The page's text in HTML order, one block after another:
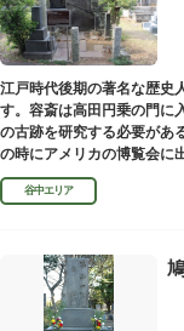
江戸時代後期の著名な歴史
す。容斎は高田円乗の門に
の古跡を研究する必要があ
の時にアメリカの博覧会に
「日本画史」の称を賜りま
谷中エリア